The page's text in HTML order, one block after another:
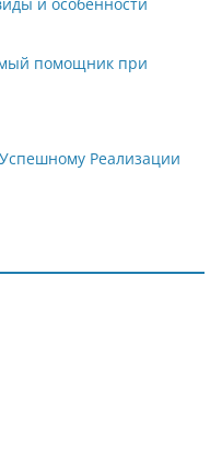
помощник при
Реализации